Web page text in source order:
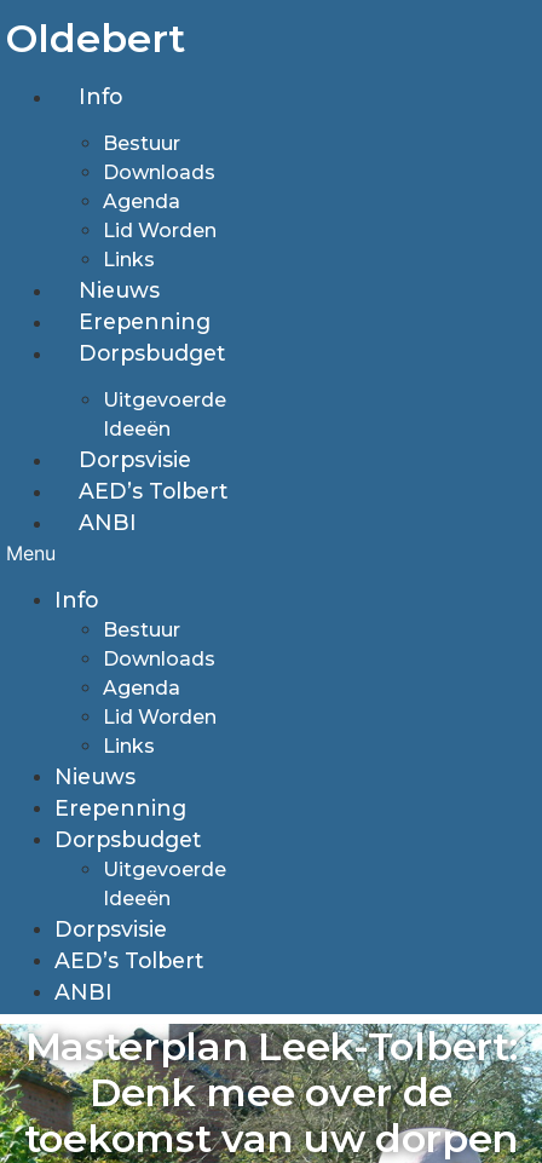
naar
inhoud
Oldebert
Info
Bestuur
Downloads
Agenda
Lid Worden
Links
Nieuws
Erepenning
Dorpsbudget
Uitgevoerde
Ideeën
Dorpsvisie
AED’s Tolbert
ANBI
Menu
Info
Bestuur
Downloads
Agenda
Lid Worden
Links
Nieuws
Erepenning
Dorpsbudget
Uitgevoerde
Ideeën
Dorpsvisie
AED’s Tolbert
ANBI
Masterplan Leek-Tolbert:
Denk mee over de
toekomst van uw dorpen